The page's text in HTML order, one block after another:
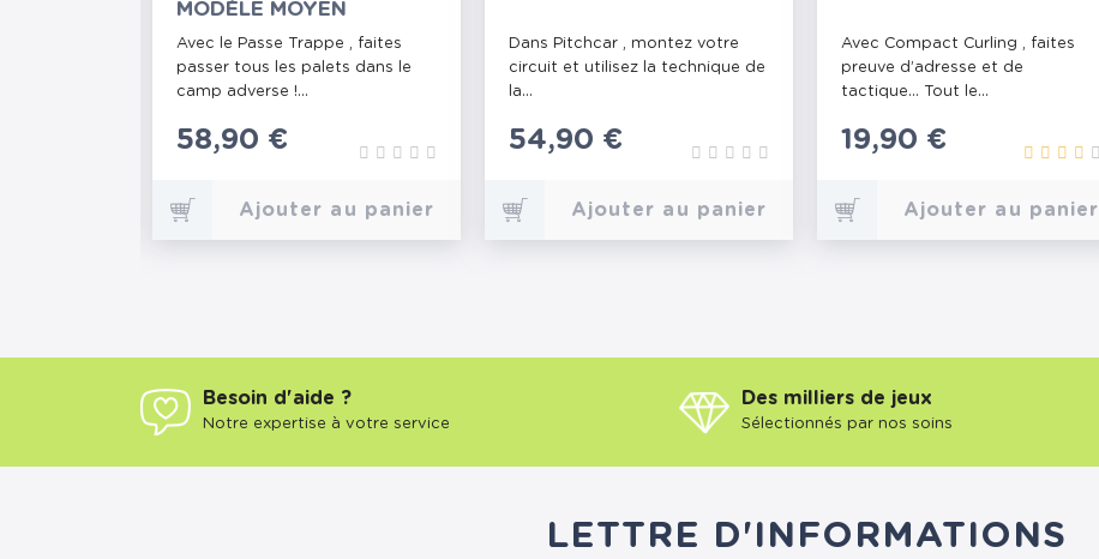
MODÈLE MOYEN
Avec le Passe Trappe , faites
passer tous les palets dans le
camp adverse !...
Prix
58,90 €
Ajouter au panier
Dans Pitchcar , montez votre
circuit et utilisez la technique de
la...
Prix
54,90 €
Ajouter au panier
Avec Compact Curling , faites
preuve d’adresse et de
tactique... Tout le...
Prix
19,90 €
Ajouter au panier
Besoin d'aide ?
Notre expertise à votre service
Des milliers de jeux
Sélectionnés par nos soins
LETTRE D'INFORMATIONS